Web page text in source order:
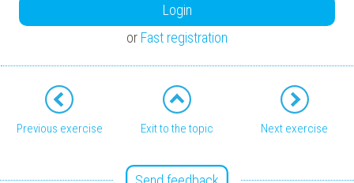
Login
or Fast registration
Previous exercise Exit to the topic Next exercise